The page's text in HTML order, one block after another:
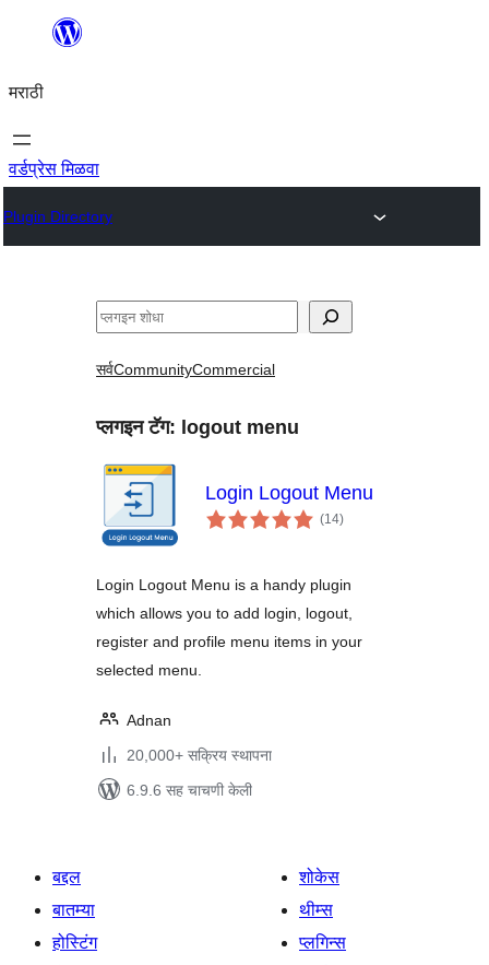
सामुग्रीवर
मराठी
वर्डप्रेस मिळवा
Plugin Directory
शोधा
सर्वCommunityCommercial
प्लगइन टॅग: logout menu
Login Logout Menu
(14एकूण
मूल्यांकन
)
Login Logout Menu is a handy plugin
which allows you to add login, logout,
register and profile menu items in your
selected menu.
Adnan
20,000+ सक्रिय स्थापना
6.9.6 सह चाचणी केली
बद्दल
बातम्या
होस्टिंग
शोकेस
थीम्स
प्लगिन्स